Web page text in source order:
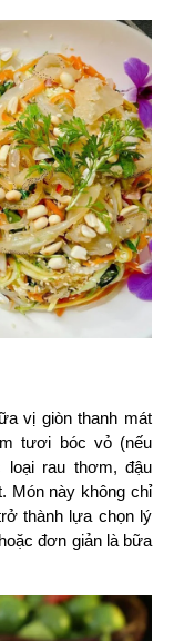
vị giòn thanh mát
tươi bóc vỏ (nếu
loại rau thơm, đậu
Món này không chỉ
thành lựa chọn lý
đơn giản là bữa